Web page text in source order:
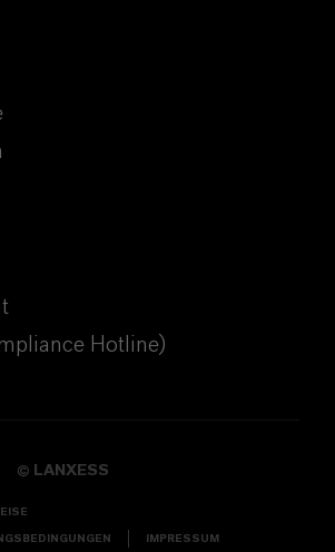
Hotline)
© LANXESS
IMPRESSUM